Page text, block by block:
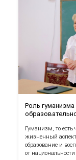
Роль гуманизма
Гуманизм, то есть
жизненный аспект
образование и
от национальности